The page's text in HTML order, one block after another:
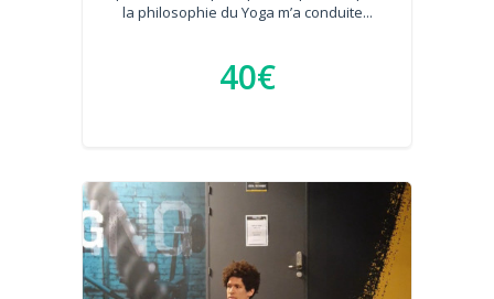
la philosophie du Yoga m’a conduite...
40€